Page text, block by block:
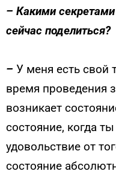
– Какими
сейчас поделиться?
– У меня есть свой
время проведения
возникает
состояние, когда
удовольствие от
состояние